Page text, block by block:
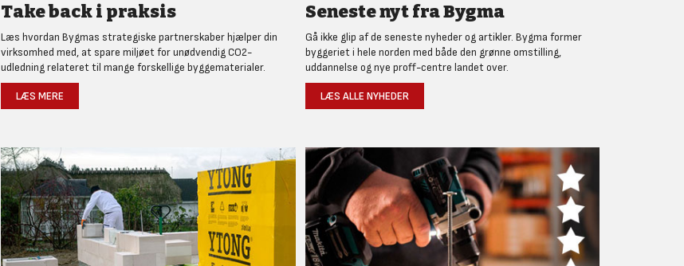
Take back i praksis
Læs hvordan Bygmas strategiske partnerskaber hjælper din
virksomhed med, at spare miljøet for unødvendig CO2-
udledning relateret til mange forskellige byggematerialer.
LÆS MERE
Seneste nyt fra Bygma
Gå ikke glip af de seneste nyheder og artikler. Bygma former
byggeriet i hele norden med både den grønne omstilling,
uddannelse og nye proff-centre landet over.
LÆS ALLE NYHEDER